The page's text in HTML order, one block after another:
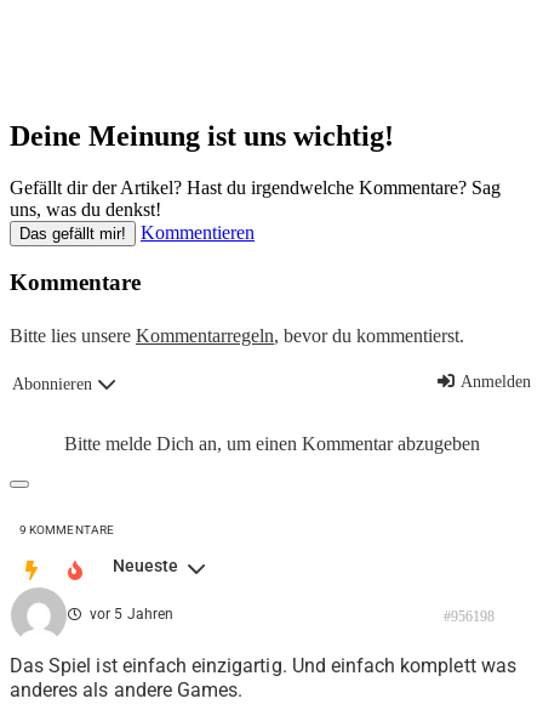
Deine Meinung ist uns wichtig!
Gefällt dir der Artikel? Hast du irgendwelche Kommentare? Sag
uns, was du denkst!
Das gefällt mir! Kommentieren
Kommentare
Bitte lies unsere Kommentarregeln, bevor du kommentierst.
Abonnieren Anmelden
Bitte melde Dich an, um einen Kommentar abzugeben
9 KOMMENTARE
Neueste
vor 5 Jahren #956198
Das Spiel ist einfach einzigartig. Und einfach komplett was
anderes als andere Games.